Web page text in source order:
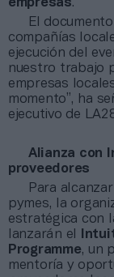
empresas.
El
compañías
ejecución del
nuestro trabajo
empresas
momento”, ha
ejecutivo de
Alianza con
proveedores
Para
pymes, la
estratégica con
lanzarán el
Programme, un
mentoría y